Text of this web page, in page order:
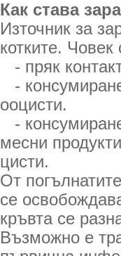
Как става
Източник за
котките. Човек
- пряк
-
ооцисти.
-
месни
цисти.
От
се
кръвта се
Възможно е